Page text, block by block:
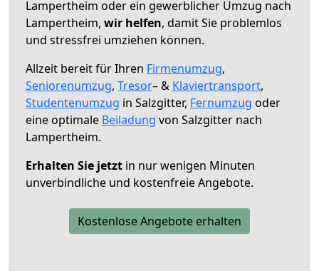
Lampertheim oder ein gewerblicher Umzug nach
Lampertheim, wir helfen, damit Sie problemlos
und stressfrei umziehen können.
Allzeit bereit für Ihren Firmenumzug,
Seniorenumzug, Tresor– & Klaviertransport,
Studentenumzug in Salzgitter, Fernumzug oder
eine optimale Beiladung von Salzgitter nach
Lampertheim.
Erhalten Sie jetzt in nur wenigen Minuten
unverbindliche und kostenfreie Angebote.
Kostenlose Angebote erhalten